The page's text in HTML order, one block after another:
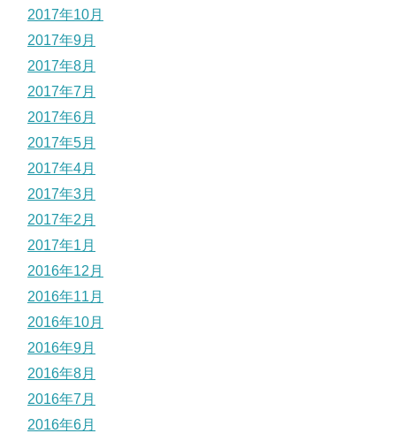
2017年10月
2017年9月
2017年8月
2017年7月
2017年6月
2017年5月
2017年4月
2017年3月
2017年2月
2017年1月
2016年12月
2016年11月
2016年10月
2016年9月
2016年8月
2016年7月
2016年6月